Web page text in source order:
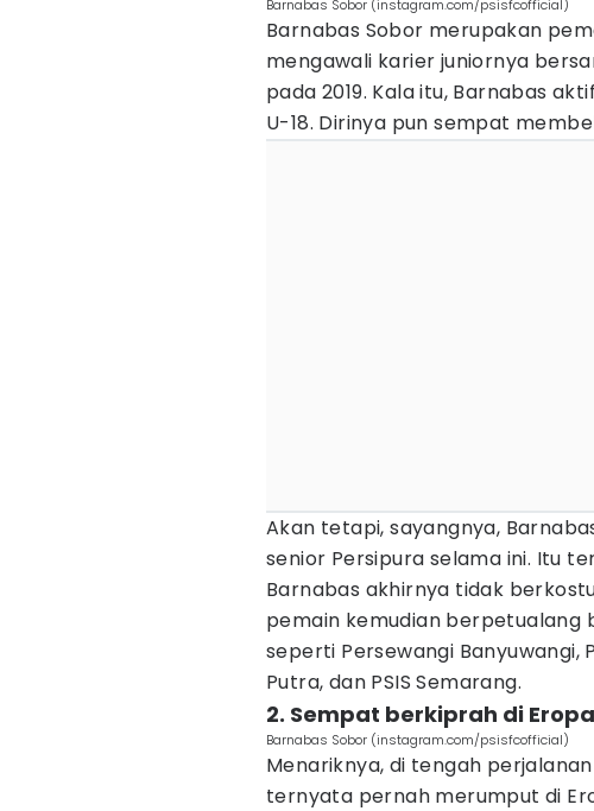
Barnabas Sobor (instagram.com/psisfcofficial)
Barnabas Sobor merupakan
mengawali karier juniornya
pada 2019. Kala itu, Barnabas
U-18. Dirinya pun sempat
Akan tetapi, sayangnya,
senior Persipura selama ini. Itu
Barnabas akhirnya tidak
pemain kemudian berpetualang
seperti Persewangi Banyuwangi,
Putra, dan PSIS Semarang.
2. Sempat berkiprah di
Barnabas Sobor (instagram.com/psisfcofficial)
Menariknya, di tengah
ternyata pernah merumput di